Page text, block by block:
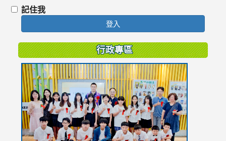
記住我
登入
行政專區